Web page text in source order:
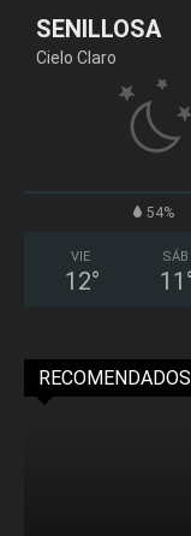
SENILLOSA
Cielo Claro
54%
VIE
12°
SÁB
11
RECOMENDADOS